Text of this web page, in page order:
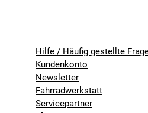
Hilfe / Häufig gestellte
Kundenkonto
Newsletter
Fahrradwerkstatt
Servicepartner